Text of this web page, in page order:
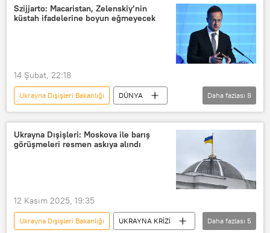
Macaristan Dışişleri Bakanlığı
Peter Szijjarto
Budapeşte
Drujba petrol boru hattı
Szijjarto: Macaristan, Zelenskiy’nin
küstah ifadelerine boyun eğmeyecek
14 Şubat, 22:18
Ukrayna Dışişleri Bakanlığı
DÜNYA
Peter Szijjarto
Macaristan
Vladimir Zelenskiy
Viktor Orban
Ukrayna
Budapeşte
Daha fazlası 8
Ukrayna Dışişleri: Moskova ile barış
görüşmeleri resmen askıya alındı
12 Kasım 2025, 19:35
Ukrayna Dışişleri Bakanlığı
UKRAYNA KRİZİ
Daha fazlası 5